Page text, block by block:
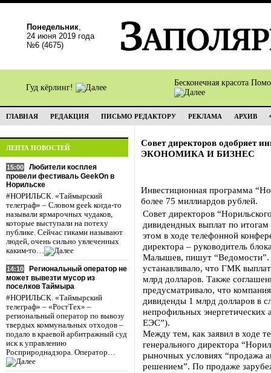
Понедельник,
24 июня 2019 года
№6 (4675)
Гуд кёрлинг!
Бесконечная красота
ГЛАВНАЯ РЕДАКЦИЯ ПИСЬМО РЕДАКТОРУ РЕКЛАМА АРХИВ
ЛЕНТА НОВОСТЕЙ
15:00
Любители косплея
провели фестиваль GeekOn в
Норильске
#НОРИЛЬСК. «Таймырский
телеграф» – Словом geek когда-то
называли ярмарочных чудаков,
которые выступали на потеху
публике. Сейчас гиками называют
людей, очень сильно увлеченных
каким-то…
14:10
Региональный оператор не
может вывезти мусор из
поселков Таймыра
#НОРИЛЬСК. «Таймырский
телеграф» – «РостТех» –
региональный оператор по вывозу
твердых коммунальных отходов –
подало в краевой арбитражный суд
иск к управлению
Росприроднадзора. Оператор…
Совет директоров одобряет
ЭКОНОМИКА И БИЗНЕС
Инвестиционная программа
более 75 миллиардов рублей.
Совет директоров
дивидендных выплат по
этом в ходе телефонной
директора – руководитель
Малышев, пишут “Ведомости”.
устанавливало, что ГМК
млрд долларов. Также
предусматривало, что
дивиденды 1 млрд долларов в
непрофильных
ЕЭС”).
Между тем, как заявил в ходе
генерального директора
рыночных условиях “продажа
решением”. По продаже